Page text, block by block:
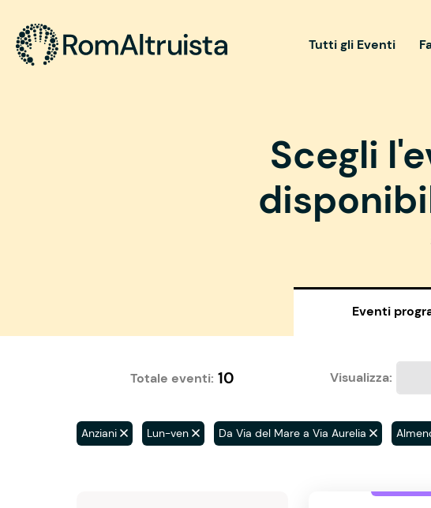
Tutti gli Eventi
Scegli
Eventi
Totale eventi: 10 Visualizza:
Anziani Lun-ven Da Via del Mare a Via Aurelia